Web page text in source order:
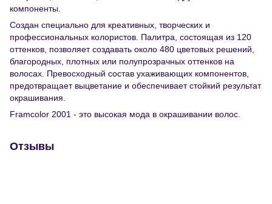
компоненты.
Создан специально для креативных, творческих и
профессиональных колористов. Палитра, состоящая из 120
оттенков, позволяет создавать около 480 цветовых решений,
благородных, плотных или полупрозрачных оттенков на
волосах. Превосходный состав ухаживающих компонентов,
предотвращает выцветание и обеспечивает стойкий результат
окрашивания.
Framcolor 2001 - это высокая мода в окрашивании волос.
Отзывы